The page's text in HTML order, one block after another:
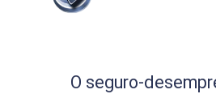
O seguro-